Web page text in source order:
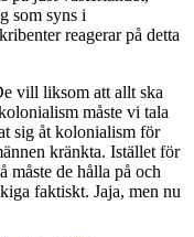
som syns i
reagerar på detta
vill liksom att allt ska
måste vi tala
sig åt kolonialism för
kränkta. Istället för
måste de hålla på och
faktiskt. Jaja, men nu